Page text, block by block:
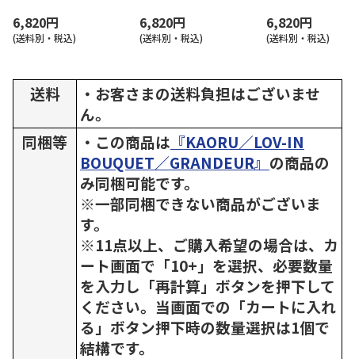
6,820円
(送料別・税込)
6,820円
(送料別・税込)
6,820円
(送料別・税込)
送料
・お客さまの送料負担はございませ
ん。
同梱等
・この商品は 『KAORU／LOV-IN
BOUQUET／GRANDEUR』 の商品の
み同梱可能です。
※一部同梱できない商品がございま
す。
※11点以上、ご購入希望の場合は、カ
ート画面で「10+」を選択、必要数量
を入力し「再計算」ボタンを押下して
ください。当画面での「カートに入れ
る」ボタン押下時の数量選択は1個で
結構です。